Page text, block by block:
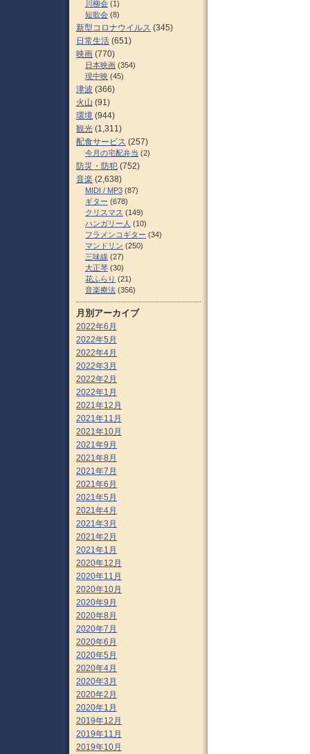
川柳会 (1)
短歌会 (8)
新型コロナウイルス (345)
日常生活 (651)
映画 (770)
日本映画 (354)
現中映 (45)
津波 (366)
火山 (91)
環境 (944)
観光 (1,311)
配食サービス (257)
今月の宅配弁当 (2)
防災・防犯 (752)
音楽 (2,638)
MIDI / MP3 (87)
ギター (678)
クリスマス (149)
ハンガリー人 (10)
フラメンコギター (34)
マンドリン (250)
三味線 (27)
大正琴 (30)
花ふらり (21)
音楽療法 (356)
月別アーカイブ
2022年6月
2022年5月
2022年4月
2022年3月
2022年2月
2022年1月
2021年12月
2021年11月
2021年10月
2021年9月
2021年8月
2021年7月
2021年6月
2021年5月
2021年4月
2021年3月
2021年2月
2021年1月
2020年12月
2020年11月
2020年10月
2020年9月
2020年8月
2020年7月
2020年6月
2020年5月
2020年4月
2020年3月
2020年2月
2020年1月
2019年12月
2019年11月
2019年10月